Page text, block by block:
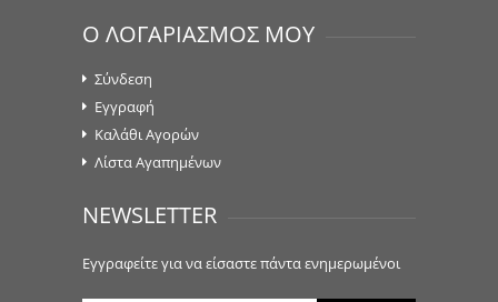
Ο ΛΟΓΑΡΙΑΣΜΟΣ ΜΟΥ
Σύνδεση
Εγγραφή
Καλάθι Αγορών
Λίστα Αγαπημένων
NEWSLETTER
Εγγραφείτε για να είσαστε πάντα ενημερωμένοι